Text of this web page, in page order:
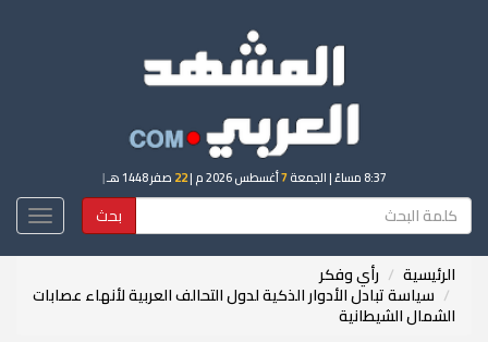
8:37 مساءً | الجمعة7أغسطس 2026 م | 22 صفر 1448 هـ |
بحث
الرئيسية رأي وفكر
سياسة تبادل الأدوار الذكية لدول التحالف العربية لأنهاء عصابات
الشمال الشيطانية